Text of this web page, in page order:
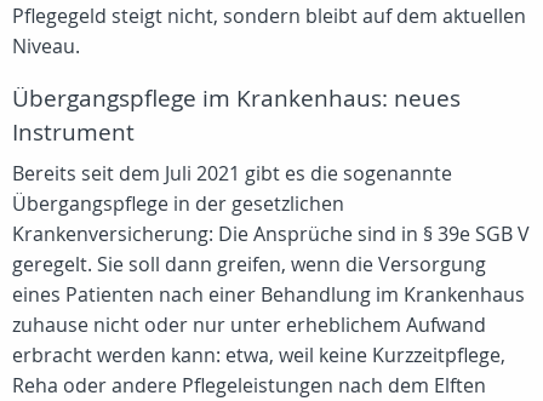
Pflegegeld steigt nicht, sondern bleibt auf dem aktuellen
Niveau.
Übergangspflege im Krankenhaus: neues
Instrument
Bereits seit dem Juli 2021 gibt es die sogenannte
Übergangspflege in der gesetzlichen
Krankenversicherung: Die Ansprüche sind in § 39e SGB V
geregelt. Sie soll dann greifen, wenn die Versorgung
eines Patienten nach einer Behandlung im Krankenhaus
zuhause nicht oder nur unter erheblichem Aufwand
erbracht werden kann: etwa, weil keine Kurzzeitpflege,
Reha oder andere Pflegeleistungen nach dem Elften